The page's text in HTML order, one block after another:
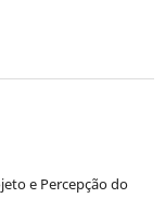
e Percepção do